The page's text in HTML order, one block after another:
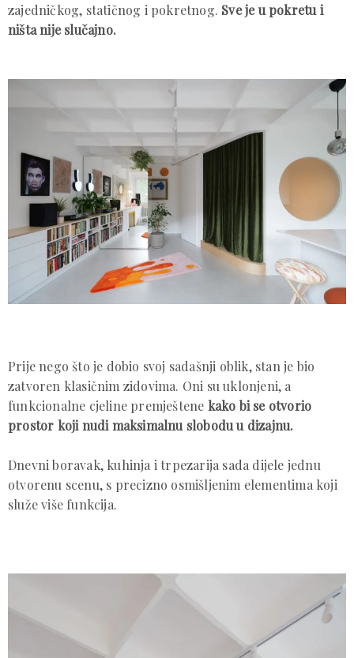
zajedničkog, statičnog i pokretnog. Sve je u pokretu i
ništa nije slučajno.
Prije nego što je dobio svoj sadašnji oblik, stan je bio
zatvoren klasičnim zidovima. Oni su uklonjeni, a
funkcionalne cjeline premještene kako bi se otvorio
prostor koji nudi maksimalnu slobodu u dizajnu.
Dnevni boravak, kuhinja i trpezarija sada dijele jednu
otvorenu scenu, s precizno osmišljenim elementima koji
služe više funkcija.